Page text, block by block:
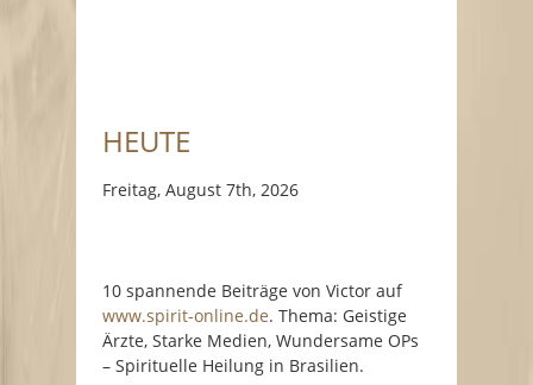
HEUTE
Freitag, August 7th, 2026
10 spannende Beiträge von Victor auf
www.spirit-online.de. Thema: Geistige
Ärzte, Starke Medien, Wundersame OPs
– Spirituelle Heilung in Brasilien.